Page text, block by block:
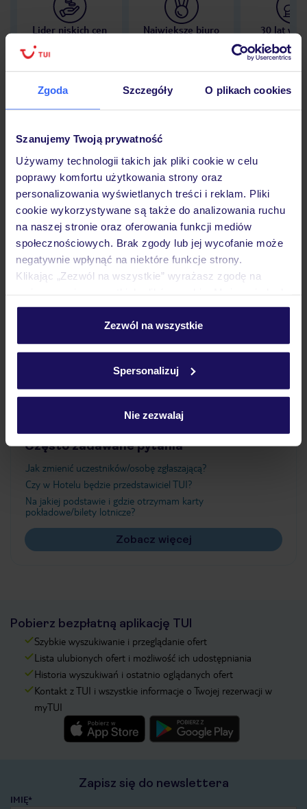
Zgoda Szczegóły O plikach cookies
Szanujemy Twoją prywatność
Używamy technologii takich jak pliki cookie w celu
poprawy komfortu użytkowania strony oraz
personalizowania wyświetlanych treści i reklam. Pliki
cookie wykorzystywane są także do analizowania ruchu
na naszej stronie oraz oferowania funkcji mediów
społecznościowych. Brak zgody lub jej wycofanie może
negatywnie wpłynąć na niektóre funkcje strony.
Klikając „Zezwól na wszystkie” wyrażasz zgodę na
personalizować swój wybór wchodząc w zakładkę
Szczegółowe informacje o plikach cookie znajdziesz
Zezwól na wszystkie
Spersonalizuj
Nie zezwalaj
Lider niskich cen
Największe biuro
30 lat w
Hotel
Opinie
Pokoje
Wyżywienie
Ważne informacje
Często zadawane pytania
Jak zmienić uczestników/osobę zgłaszającą?
Czy w Hotelu będzie przedstawiciel TUI?
Na jakiej podstawie i gdzie otrzymam karty
pokładowe/bilety lotnicze?
Zobacz więcej
Pobierz bezpłatną aplikację TUI
Szybkie wyszukiwanie i przeglądanie ofert
Lista ulubionych ofert i możliwość ich udostępniania
Historia wyszukiwań i ostatnio oglądanych ofert
Kontakt z TUI i wszystkie informacje o Twojej rezerwacji w
myTUI
Zapisz się do newslettera
IMIĘ*